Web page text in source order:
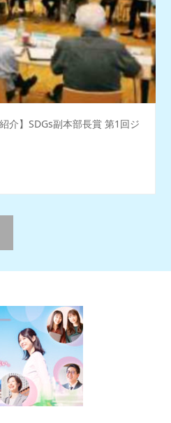
介】SDGs副本部長賞 第1回ジ